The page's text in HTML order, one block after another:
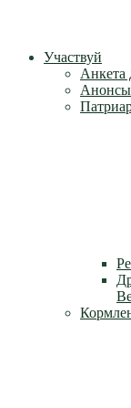
Участвуй
Анкета
Анонсы